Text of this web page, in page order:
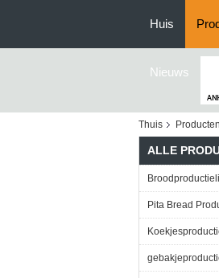
Huis
Nieuws
Thuis Producten
ALLE
Pita Bread